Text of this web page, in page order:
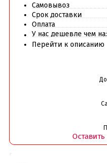
Самовывоз
Срок доставки
Оплата
У нас дешевле чем на:
Перейти к описанию